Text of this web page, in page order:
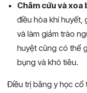
Châm cứu và xoa
điều hòa khí huyết,
và làm giảm trào
huyệt cũng có thể
bụng và khó tiêu.
Điều trị bằng y học cổ